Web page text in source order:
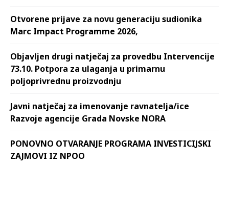
Otvorene prijave za novu generaciju sudionika
Marc Impact Programme 2026,
Objavljen drugi natječaj za provedbu Intervencije
73.10. Potpora za ulaganja u primarnu
poljoprivrednu proizvodnju
Javni natječaj za imenovanje ravnatelja/ice
Razvoje agencije Grada Novske NORA
PONOVNO OTVARANJE PROGRAMA INVESTICIJSKI
ZAJMOVI IZ NPOO